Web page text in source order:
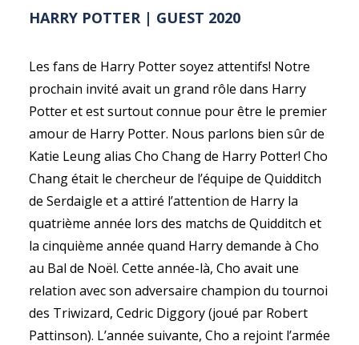
HARRY POTTER | GUEST 2020
Les fans de Harry Potter soyez attentifs! Notre
prochain invité avait un grand rôle dans Harry
Potter et est surtout connue pour être le premier
amour de Harry Potter. Nous parlons bien sûr de
Katie Leung alias Cho Chang de Harry Potter! Cho
Chang était le chercheur de l’équipe de Quidditch
de Serdaigle et a attiré l’attention de Harry la
quatrième année lors des matchs de Quidditch et
la cinquième année quand Harry demande à Cho
au Bal de Noël. Cette année-là, Cho avait une
relation avec son adversaire champion du tournoi
des Triwizard, Cedric Diggory (joué par Robert
Pattinson). L’année suivante, Cho a rejoint l’armée